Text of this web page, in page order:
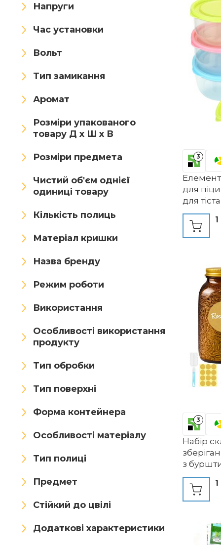
Edel Living
EHOTER Eigenart
Emma Bridgewater
Emsa Engelland
Enpack Enzborn
Estabeter Eva Solo
Ewrap Excelsa
Eyoulife
Fegat Fellow
Ferenando Fine jade2
FINEW FOGARI
FoodSaver Formaticum
Fratelli Guzzini
Fresh Master
Frigoverre
Напруги
Час установки
Вольт
Тип замикання
Аромат
Розміри упакованого
товару Д х Ш х В
Розміри предмета
Чистий об'єм однієї
одиниці товару
Кількість полиць
Матеріал кришки
Назва бренду
Режим роботи
Використання
Особливості використання
продукту
Тип обробки
Тип поверхні
Форма контейнера
Особливості матеріалу
Тип полиці
Предмет
Стійкий до цвілі
Додаткові характеристики
12 см,
3
для
для
тіста
3
Набір
з
лійкою,
кави,